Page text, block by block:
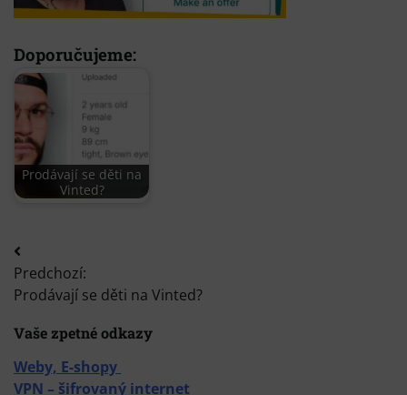
Doporučujeme:
Prodávají se děti na
Vinted?
Navigácia
v
článku
Predchozí:
Prodávají se děti na Vinted?
Vaše zpetné odkazy
Weby, E-shopy
VPN – šifrovaný internet